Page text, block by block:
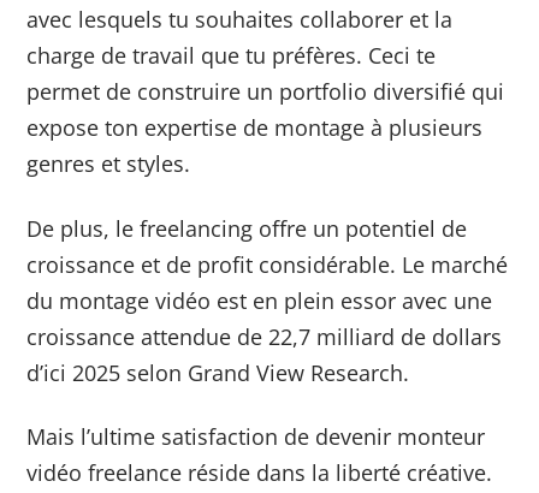
avec lesquels tu souhaites collaborer et la
charge de travail que tu préfères. Ceci te
permet de construire un portfolio diversifié qui
expose ton expertise de montage à plusieurs
genres et styles.
De plus, le freelancing offre un potentiel de
croissance et de profit considérable. Le marché
du montage vidéo est en plein essor avec une
croissance attendue de 22,7 milliard de dollars
d’ici 2025 selon Grand View Research.
Mais l’ultime satisfaction de devenir monteur
vidéo freelance réside dans la liberté créative.